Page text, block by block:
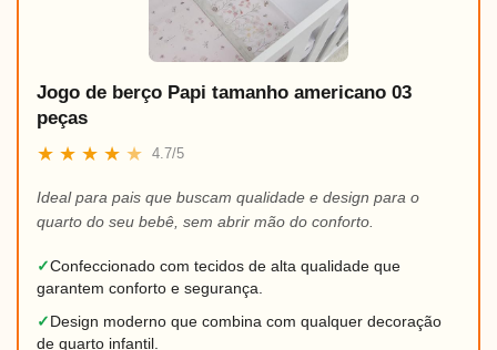
Jogo de berço Papi tamanho americano 03
peças
★ ★ ★ ★ ★ 4.7/5
Ideal para pais que buscam qualidade e design para o
quarto do seu bebê, sem abrir mão do conforto.
✓Confeccionado com tecidos de alta qualidade que
garantem conforto e segurança.
✓ Design moderno que combina com qualquer decoração
de quarto infantil.